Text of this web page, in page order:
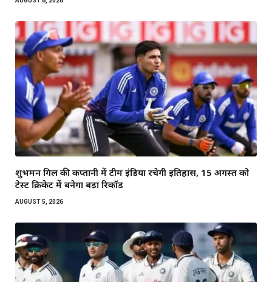
शुभमन गिल की कप्तानी में टीम इंडिया रचेगी इतिहास, 15 अगस्त को
टेस्ट क्रिकेट में बनेगा बड़ा रिकॉर्ड
AUGUST 5, 2026